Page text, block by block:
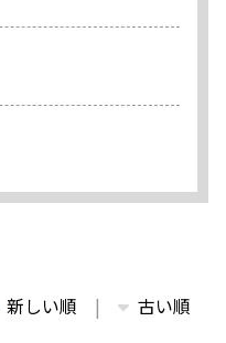
新しい順
古い順